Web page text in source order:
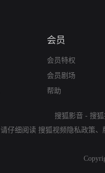
会员
会员特权
会员剧场
帮助
搜狐影音 - 搜
请仔细阅读 搜狐视频隐私政策、